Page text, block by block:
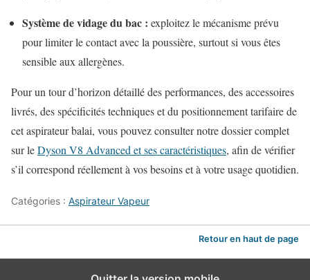
Système de vidage du bac : exploitez le mécanisme prévu
pour limiter le contact avec la poussière, surtout si vous êtes
sensible aux allergènes.
Pour un tour d’horizon détaillé des performances, des accessoires
livrés, des spécificités techniques et du positionnement tarifaire de
cet aspirateur balai, vous pouvez consulter notre dossier complet
sur leDyson V8 Advanced et ses caractéristiques, afin de vérifier
s’il correspond réellement à vos besoins et à votre usage quotidien.
Catégories : Aspirateur Vapeur
Retour en haut de page